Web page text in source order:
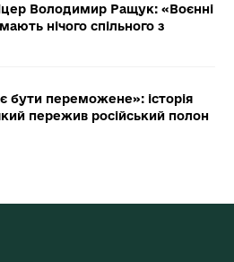
Володимир Ращук: «Воєнні
нічого спільного з
бути переможене»: історія
пережив російський полон